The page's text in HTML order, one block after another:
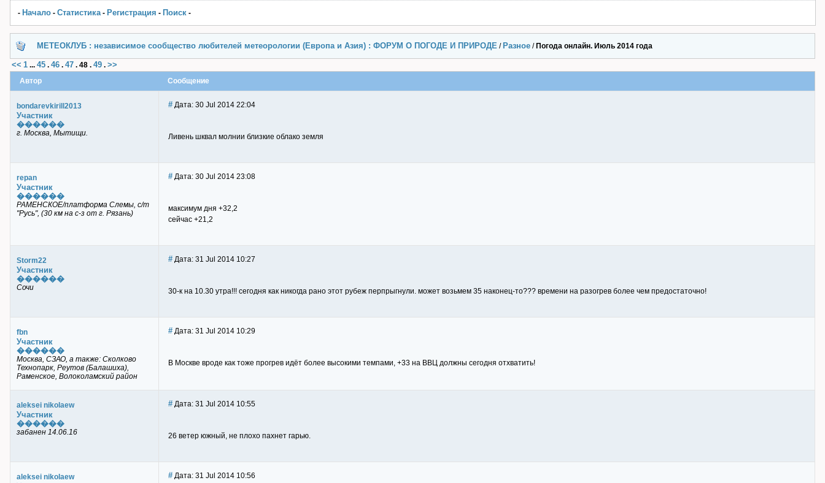
- Начало - Статистика- Pегистрация - Поиск -
МЕТЕОКЛУБ : независимое сообщество любителей метеорологии (Европа и Азия) : ФОРУМ О ПОГОДЕ И ПРИРОДЕ / Разное / Погода онлайн. Июль 2014 года
<< 1 ... 45 . 46 . 47 . 48 . 49 . >>
Автор Сообщение
bondarevkirill2013
Участник
������
г. Москва, Мытищи.
# Дата: 30 Jul 2014 22:04
Ливень шквал молнии близкие облако земля
repan
Участник
������
РАМЕНСКОЕ/платформа Слемы, с/т
"Русь", (30 км на с-з от г. Рязань)
# Дата: 30 Jul 2014 23:08
максимум дня +32,2
сейчас +21,2
Storm22
Участник
������
Сочи
# Дата: 31 Jul 2014 10:27
30-к на 10.30 утра!!! сегодня как никогда рано этот рубеж перпрыгнули. может возьмем 35 наконец-то??? времени на разогрев более чем предостаточно!
fbn
Участник
������
Москва, СЗАО, а также: Сколково
Технопарк, Реутов (Балашиха),
Раменское, Волоколамский район
# Дата: 31 Jul 2014 10:29
В Москве вроде как тоже прогрев идёт более высокими темпами, +33 на ВВЦ должны сегодня отхватить!
aleksei nikolaew
Участник
������
забанен 14.06.16
# Дата: 31 Jul 2014 10:55
26 ветер южный, не плохо пахнет гарью.
aleksei nikolaew # Дата: 31 Jul 2014 10:56